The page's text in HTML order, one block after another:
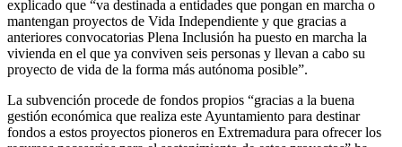
explicado que “va destinada a entidades que pongan en marcha o
mantengan proyectos de Vida Independiente y que gracias a
anteriores convocatorias Plena Inclusión ha puesto en marcha la
vivienda en el que ya conviven seis personas y llevan a cabo su
proyecto de vida de la forma más autónoma posible”.
La subvención procede de fondos propios “gracias a la buena
gestión económica que realiza este Ayuntamiento para destinar
fondos a estos proyectos pioneros en Extremadura para ofrecer los